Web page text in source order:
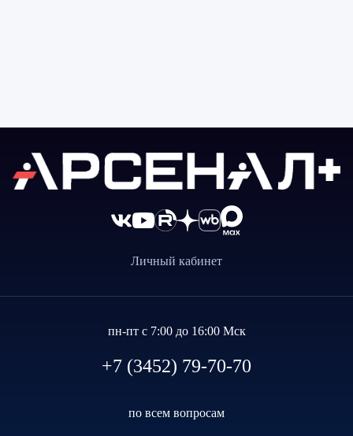
Личный кабинет
пн-пт с 7:00 до 16:00 Мск
+7 (3452) 79-70-70
по всем вопросам